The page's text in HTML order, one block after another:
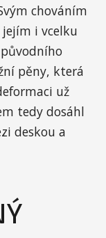
chováním
i vcelku
pěny, která
už
tedy dosáhl
deskou a